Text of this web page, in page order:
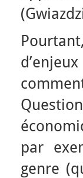
par
genre